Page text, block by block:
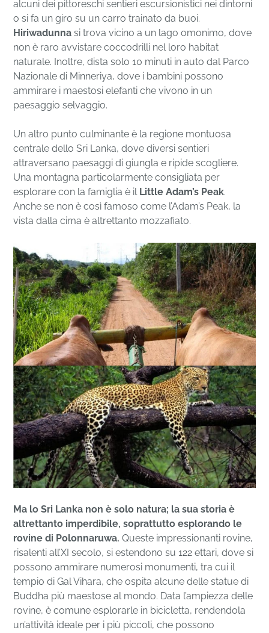
alcuni dei pittoreschi sentieri escursionistici nei dintorni
o si fa un giro su un carro trainato da buoi.
Hiriwadunna si trova vicino a un lago omonimo, dove
non è raro avvistare coccodrilli nel loro habitat
naturale. Inoltre, dista solo 10 minuti in auto dal Parco
Nazionale di Minneriya, dove i bambini possono
ammirare i maestosi elefanti che vivono in un
paesaggio selvaggio.
Un altro punto culminante è la regione montuosa
centrale dello Sri Lanka, dove diversi sentieri
attraversano paesaggi di giungla e ripide scogliere.
Una montagna particolarmente consigliata per
esplorare con la famiglia è il Little Adam’s Peak.
Anche se non è così famoso come l’Adam’s Peak, la
vista dalla cima è altrettanto mozzafiato.
Ma lo Sri Lanka non è solo natura; la sua storia è
altrettanto imperdibile, soprattutto esplorando le
rovine di Polonnaruwa. Queste impressionanti rovine,
risalenti all’XI secolo, si estendono su 122 ettari, dove si
possono ammirare numerosi monumenti, tra cui il
tempio di Gal Vihara, che ospita alcune delle statue di
Buddha più maestose al mondo. Data l’ampiezza delle
rovine, è comune esplorarle in bicicletta, rendendola
un’attività ideale per i più piccoli, che possono